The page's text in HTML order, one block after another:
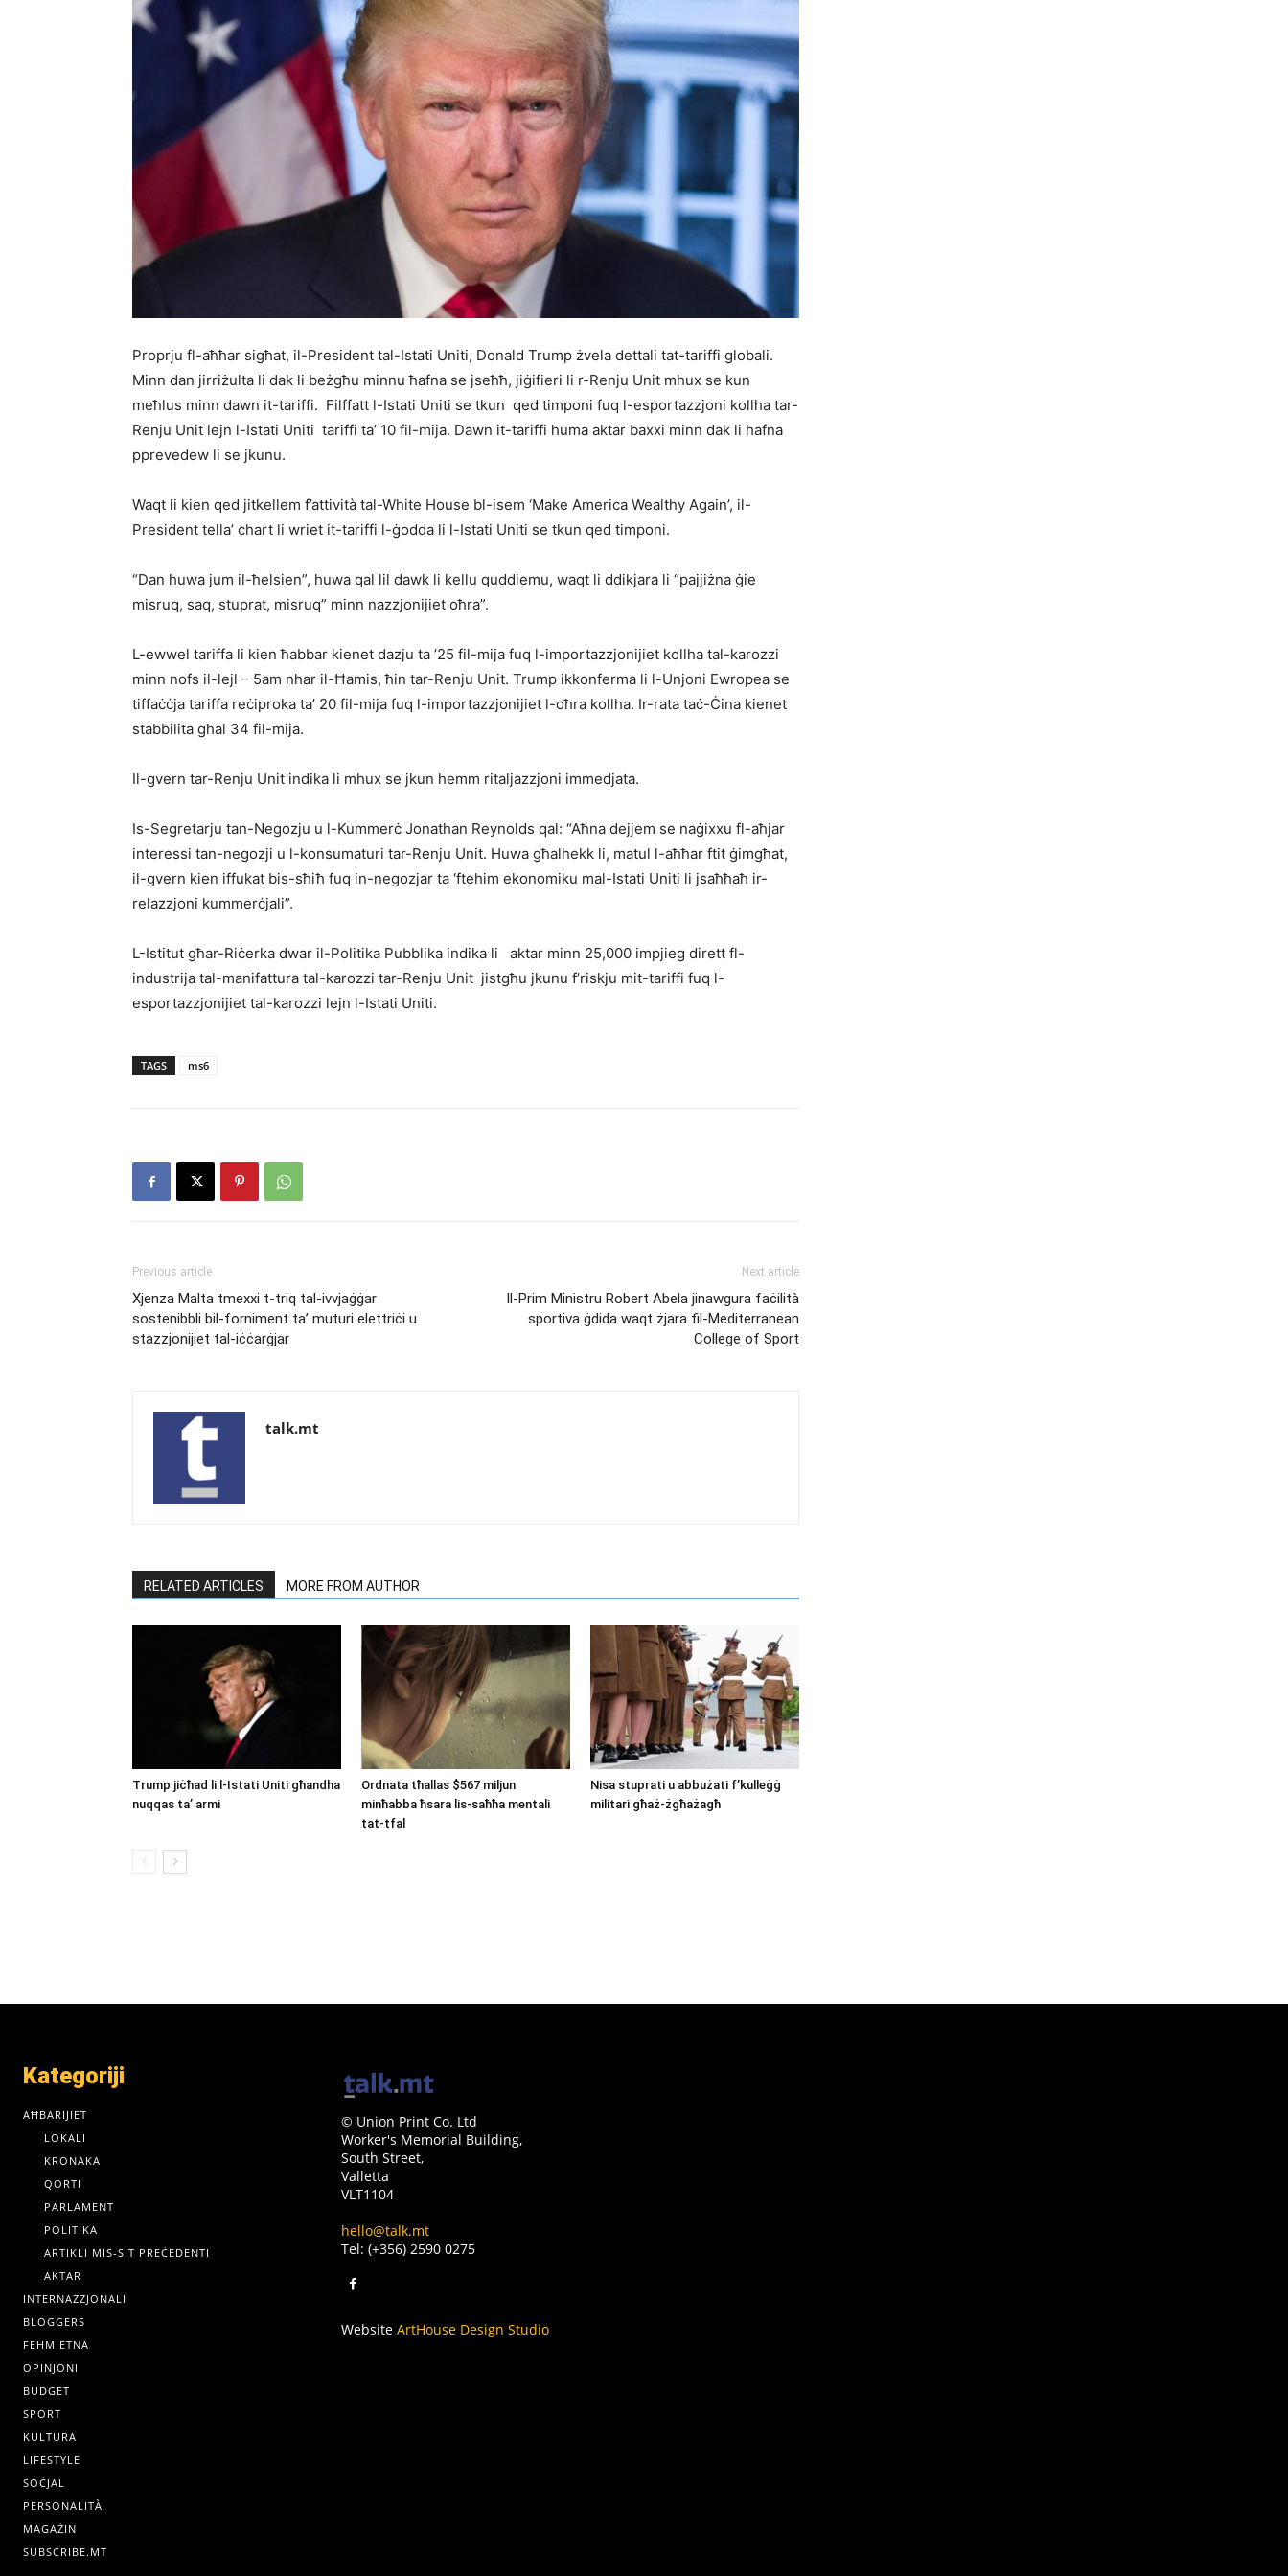
Proprju fl-aħħar sigħat, il-President tal-Istati Uniti, Donald Trump żvela dettali tat-tariffi globali.
Minn dan jirriżulta li dak li beżgħu minnu ħafna se jseħħ, jiġifieri li r-Renju Unit mhux se kun
meħlus minn dawn it-tariffi. Filffatt l-Istati Uniti se tkun qed timponi fuq l-esportazzjoni kollha tar-
Renju Unit lejn l-Istati Uniti tariffi ta’ 10 fil-mija. Dawn it-tariffi huma aktar baxxi minn dak li ħafna
pprevedew li se jkunu.
Waqt li kien qed jitkellem f’attività tal-White House bl-isem ‘Make America Wealthy Again’, il-
President tella’ chart li wriet it-tariffi l-ġodda li l-Istati Uniti se tkun qed timponi.
“Dan huwa jum il-ħelsien”, huwa qal lil dawk li kellu quddiemu, waqt li ddikjara li “pajjiżna ġie
misruq, saq, stuprat, misruq” minn nazzjonijiet oħra”.
L-ewwel tariffa li kien ħabbar kienet dazju ta ’25 fil-mija fuq l-importazzjonijiet kollha tal-karozzi
minn nofs il-lejl – 5am nhar il-Ħamis, ħin tar-Renju Unit. Trump ikkonferma li l-Unjoni Ewropea se
tiffaċċja tariffa reċiproka ta’ 20 fil-mija fuq l-importazzjonijiet l-oħra kollha. Ir-rata taċ-Ċina kienet
stabbilita għal 34 fil-mija.
Il-gvern tar-Renju Unit indika li mhux se jkun hemm ritaljazzjoni immedjata.
Is-Segretarju tan-Negozju u l-Kummerċ Jonathan Reynolds qal: “Aħna dejjem se naġixxu fl-aħjar
interessi tan-negozji u l-konsumaturi tar-Renju Unit. Huwa għalhekk li, matul l-aħħar ftit ġimgħat,
il-gvern kien iffukat bis-sħiħ fuq in-negozjar ta ‘ftehim ekonomiku mal-Istati Uniti li jsaħħaħ ir-
relazzjoni kummerċjali”.
L-Istitut għar-Riċerka dwar il-Politika Pubblika indika li aktar minn 25,000 impjieg dirett fl-
industrija tal-manifattura tal-karozzi tar-Renju Unit jistgħu jkunu f’riskju mit-tariffi fuq l-
esportazzjonijiet tal-karozzi lejn l-Istati Uniti.
TAGS ms6
Previous article
Xjenza Malta tmexxi t-triq tal-ivvjaġġar
sostenibbli bil-forniment ta’ muturi elettriċi u
stazzjonijiet tal-iċċarġjar
Next article
Il-Prim Ministru Robert Abela jinawgura faċilità
sportiva ġdida waqt żjara fil-Mediterranean
College of Sport
talk.mt
RELATED ARTICLES MORE FROM AUTHOR
Trump jiċħad li l-Istati Uniti għandha
nuqqas ta’ armi
Ordnata tħallas $567 miljun
minħabba ħsara lis-saħħa mentali
tat-tfal
Nisa stuprati u abbużati f’kulleġġ
militari għaż-żgħażagħ
Kategoriji
AĦBARIJIET
LOKALI
KRONAKA
QORTI
PARLAMENT
POLITIKA
ARTIKLI MIS-SIT PREĊEDENTI
AKTAR
INTERNAZZJONALI
BLOGGERS
FEHMIETNA
OPINJONI
BUDGET
SPORT
KULTURA
LIFESTYLE
SOĊJAL
PERSONALITÀ
MAGAŻIN
SUBSCRIBE.MT
© Union Print Co. Ltd
Worker's Memorial Building,
South Street,
Valletta
VLT1104
hello@talk.mt
Tel: (+356) 2590 0275
Website ArtHouse Design Studio